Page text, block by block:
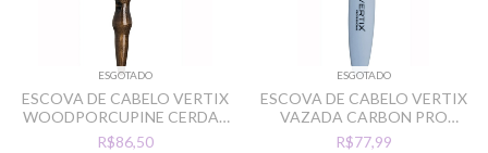
ESGOTADO
ESCOVA DE CABELO VERTIX
WOODPORCUPINE CERDAS
NATURAIS 33MM
R$86,50
ESGOTADO
ESCOVA DE CABELO VERTIX
VAZADA CARBON PRO
CERDA TERMICA 25MM
R$77,99